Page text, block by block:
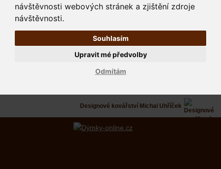
návštěvnosti webových stránek a zjištění zdroje
návštěvnosti.
Souhlasím
Odmítám
Upravit mé předvolby
Designové kovářství Michal Uhříček